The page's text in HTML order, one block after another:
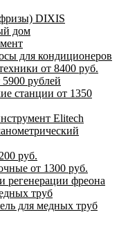
DIXIS
дом
для кондиционеров
от 8400 руб.
рублей
станции от 1350
Elitech
руб.
от 1300 руб.
регенерации фреона
труб
для медных труб